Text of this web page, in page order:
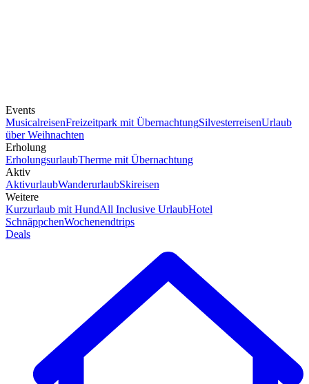
Events
MusicalreisenFreizeitpark mit ÜbernachtungSilvesterreisenUrlaub
über Weihnachten
Erholung
ErholungsurlaubTherme mit Übernachtung
Aktiv
AktivurlaubWanderurlaubSkireisen
Weitere
Kurzurlaub mit HundAll Inclusive UrlaubHotel
SchnäppchenWochenendtrips
Deals